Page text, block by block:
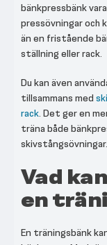
bänkpressbänk
pressövningar och
än en fristående
ställning eller rack.
Du kan även
tillsammans med
rack. Det ger en
träna både
skivstångsövningar.
Vad
en
En träningsbänk